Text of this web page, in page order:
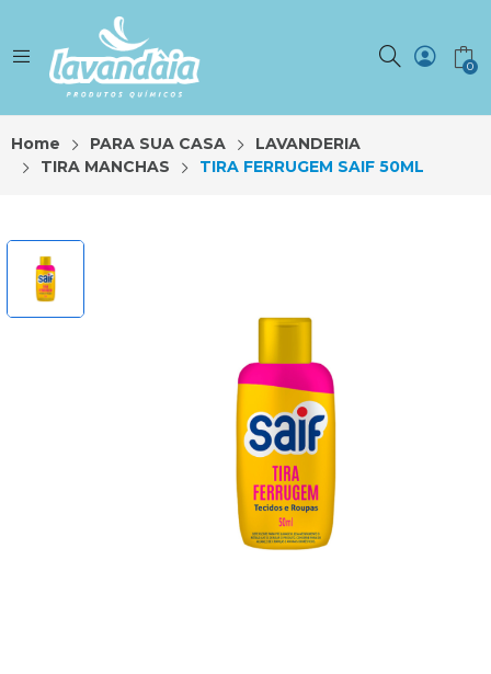
0
Home PARA SUA CASA
LAVANDERIA
TIRA MANCHAS
TIRA FERRUGEM SAIF 50ML